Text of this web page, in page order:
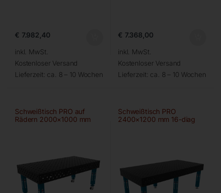
€ 7.982,40
inkl. MwSt.
Kostenloser Versand
Lieferzeit: ca. 8 – 10 Wochen
€ 7.368,00
inkl. MwSt.
Kostenloser Versand
Lieferzeit: ca. 8 – 10 Wochen
Schweißtisch PRO auf
Rädern 2000×1000 mm
Schweißtisch PRO
2400×1200 mm 16-diag